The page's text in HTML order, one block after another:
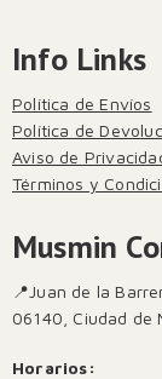
Info Links
Política de Envíos
Política de
Aviso de
Términos y
Musmin
📍Juan de la
06140, Ciudad de
Horarios: